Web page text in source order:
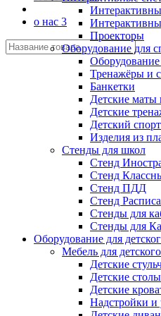
о нас 3
Проекторы
Оборудование для
Оборудование
Тренажёры и
Банкетки
Детские маты
Детские
Детский
Изделия из
Стенды для школ
Стенд
Стенд
Стенд ПДД
Стенд
Стенды для
Стенды для
Оборудование для
Мебель для
Детские
Детские столы
Детские
Надстройки и